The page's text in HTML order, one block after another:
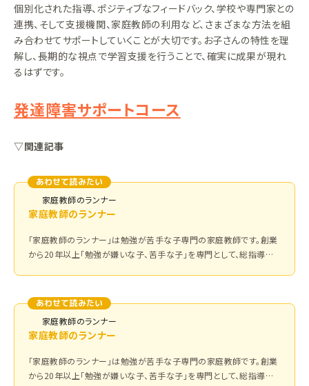
個別化された指導、ポジティブなフィードバック、学校や専門家との
連携、そして支援機関、家庭教師の利用など、さまざまな方法を組
み合わせてサポートしていくことが大切です。お子さんの特性を理
解し、長期的な視点で学習支援を行うことで、確実に成果が現れ
るはずです。
発達障害サポートコース
▽関連記事
あわせて読みたい
家庭教師のランナー
家庭教師のランナー
「家庭教師のランナー」は勉強が苦手な子専門の家庭教師です。創業
から20年以上「勉強が嫌いな子、苦手な子」を専門として、総指導生
あわせて読みたい
家庭教師のランナー
家庭教師のランナー
「家庭教師のランナー」は勉強が苦手な子専門の家庭教師です。創業
から20年以上「勉強が嫌いな子、苦手な子」を専門として、総指導生